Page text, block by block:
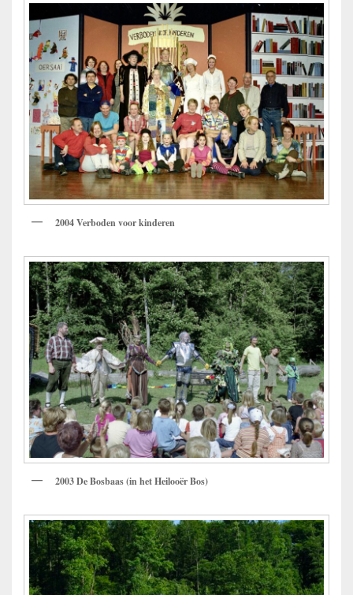
2004 Verboden voor kinderen
2003 De Bosbaas (in het Heilooër Bos)